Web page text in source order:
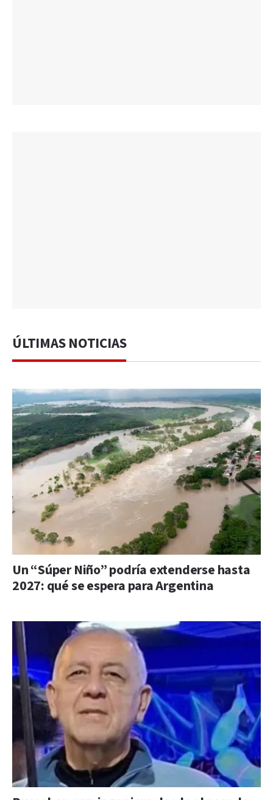
ÚLTIMAS NOTICIAS
Un “Súper Niño” podría extenderse hasta
2027: qué se espera para Argentina